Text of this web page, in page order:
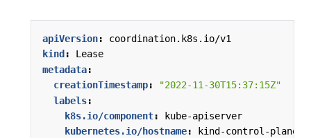
apiVersion:
coordination.k8s.io/v1
kind :
Lease
metadata:
creationTimestamp:
"2022-11-30T15:37:15Z"
labels:
k8s.io/component:
kube-apiserver
kubernetes.io/hostname:
kind-control-plane